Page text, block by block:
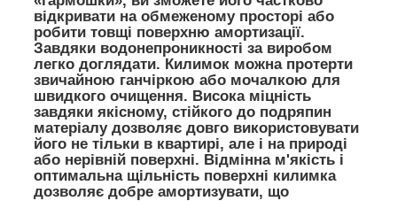
відкривати на обмеженому просторі або
робити товщі поверхню амортизації.
Завдяки водонепроникності за виробом
легко доглядати. Килимок можна протерти
звичайною ганчіркою або мочалкою для
швидкого очищення. Висока міцність
завдяки якісному, стійкого до подряпин
матеріалу дозволяє довго використовувати
його не тільки в квартирі, але і на природі
або нерівній поверхні. Відмінна м'якість і
оптимальна щільність поверхні килимка
дозволяє добре амортизувати, що